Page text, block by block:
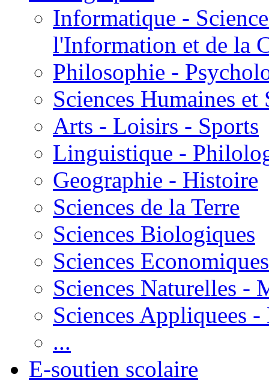
Informatique -
l'Information et de la
Philosophie -
Sciences Humaines et
Arts - Loisirs - Sports
Linguistique -
Geographie - Histoire
Sciences de la Terre
Sciences Biologiques
Sciences Economiques
Sciences Naturelles -
Sciences Appliquees
...
E-soutien scolaire